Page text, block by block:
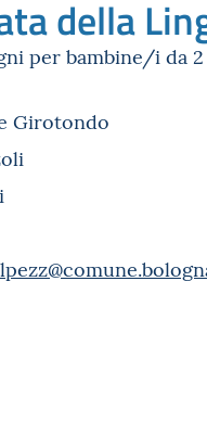
della
per bambine/i da
Girotondo